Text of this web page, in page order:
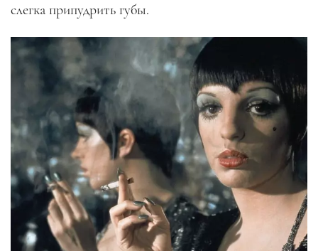
слегка припудрить губы.